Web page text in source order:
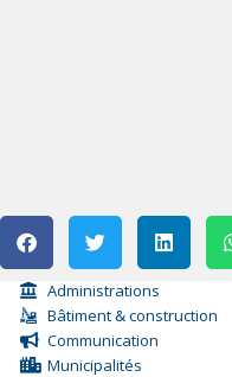
Administrations
Bâtiment & construction
Communication
Municipalités